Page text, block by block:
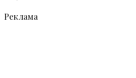
Реклама